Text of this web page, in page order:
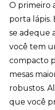
O primeiro
porta
se adeque
você tem
compacto
mesas
robustos.
que você